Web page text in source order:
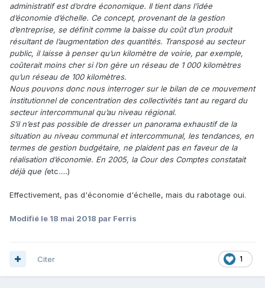
administratif est d’ordre économique. Il tient dans l’idée
d’économie d’échelle. Ce concept, provenant de la gestion
d’entreprise, se définit comme la baisse du coût d’un produit
résultant de l’augmentation des quantités. Transposé au secteur
public, il laisse à penser qu’un kilomètre de voirie, par exemple,
coûterait moins cher si l’on gère un réseau de 1 000 kilomètres
qu’un réseau de 100 kilomètres.
Nous pouvons donc nous interroger sur le bilan de ce mouvement
institutionnel de concentration des collectivités tant au regard du
secteur intercommunal qu’au niveau régional.
S’il n’est pas possible de dresser un panorama exhaustif de la
situation au niveau communal et intercommunal, les tendances, en
termes de gestion budgétaire, ne plaident pas en faveur de la
réalisation d’économie. En 2005, la Cour des Comptes constatait
déjà que (etc.....)
Effectivement, pas d'économie d'échelle, mais du rabotage oui.
Modifié le 18 mai 2018 par Ferris
1
Citer